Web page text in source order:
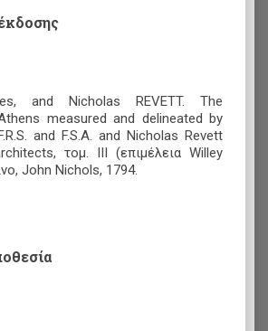
and Nicholas REVETT. The
measured and delineated by
and F.S.A. and Nicholas Revett
τομ. III (επιμέλεια Willey
John Nichols, 1794.